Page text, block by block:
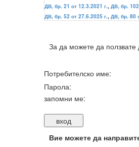
ДВ, бр. 21 от 12.3.2021 г., ДВ, бр.
ДВ, бр. 52 от 27.6.2025 г., ДВ, бр. 80
За да можете да ползвате
Потребителско име:
Парола:
запомни ме:
Вие можете да